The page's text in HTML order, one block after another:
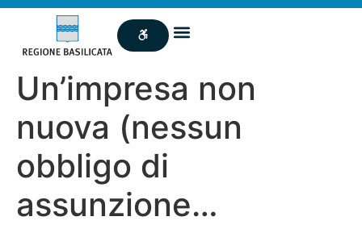
Un’impresa non
nuova (nessun
obbligo di
assunzione…